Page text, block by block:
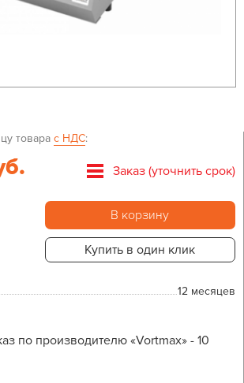
товара с НДС:
Заказ (уточнить срок)
В корзину
Купить в один клик
12 месяцев
по производителю «Vortmax» - 10